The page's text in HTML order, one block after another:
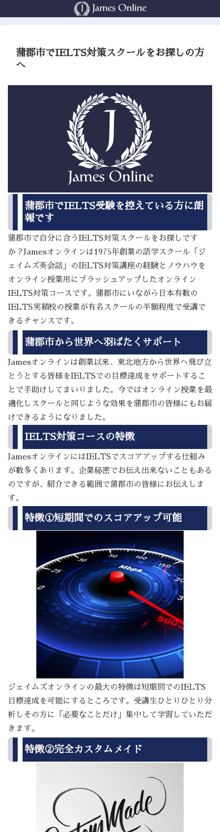
蒲郡市でIELTS対策スクールをお探しの方
へ
蒲郡市でIELTS受験を控えている方に朗
報です
蒲郡市で自分に合うIELTS対策スクールをお探しです
か？Jamesオンラインは1975年創業の語学スクール「ジ
ェイムズ英会話」のIELTS対策講座の経験とノウハウを
オンライン授業用にブラッシュアップしたオンライン
IELTS対策コースです。蒲郡市にいながら日本有数の
IELTS実績校の授業が有名スクールの半額程度で受講で
きるチャンスです。
蒲郡市から世界へ羽ばたくサポート
Jamesオンラインは創業以来、東北地方から世界へ飛び立
とうとする皆様をIELTSでの目標達成をサポートするこ
とで手助けしてまいりました。今ではオンライン授業を最
適化しスクールと同じような効果を蒲郡市の皆様にもお届
けできるようになりました。
IELTS対策コースの特徴
JamesオンラインにはIELTSでスコアアップする仕組み
が数多くあります。企業秘密でお伝え出来ないこともある
のですが、紹介できる範囲で蒲郡市の皆様にお伝えしま
す。
特徴①短期間でのスコアアップ可能
ジェイムズオンラインの最大の特徴は短期間でのIELTS
目標達成を可能にするところです。受講生ひとりひとり分
析しその方に「必要なことだけ」集中して学習していただ
きます。
特徴②完全カスタムメイド